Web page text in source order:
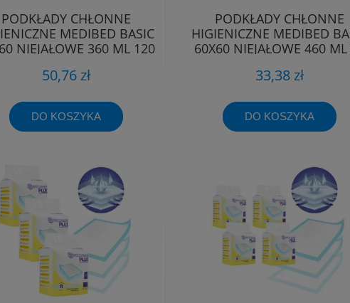
PODKŁADY CHŁONNE
MEDIBED BASIC
NIEJAŁOWE 360 ML 120
50,76 zł
DO KOSZYKA
PODKŁADY CHŁONNE
HIGIENICZNE MEDIBED
60X60 NIEJAŁOWE 460
33,38 zł
DO KOSZYKA